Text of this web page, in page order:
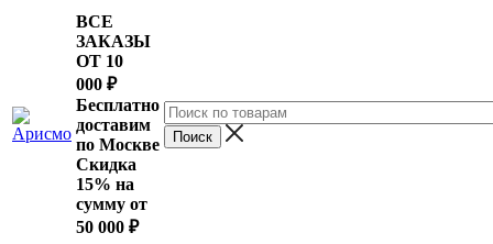
ВСЕ
ЗАКАЗЫ
ОТ 10
000 ₽
Бесплатно
доставим
по Москве
Скидка
15% на
сумму от
50 000 ₽